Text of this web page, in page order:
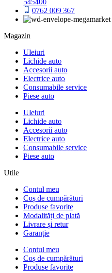
0762 009 367
Magazin
Uleiuri
Lichide auto
Accesorii auto
Electrice auto
Consumabile service
Piese auto
Uleiuri
Lichide auto
Accesorii auto
Electrice auto
Consumabile service
Piese auto
Utile
Contul meu
Coș de cumpărături
Produse favorite
Modalități de plată
Livrare și retur
Garanție
Contul meu
Coș de cumpărături
Produse favorite